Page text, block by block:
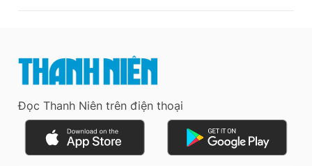
Đọc Thanh Niên trên điện thoại